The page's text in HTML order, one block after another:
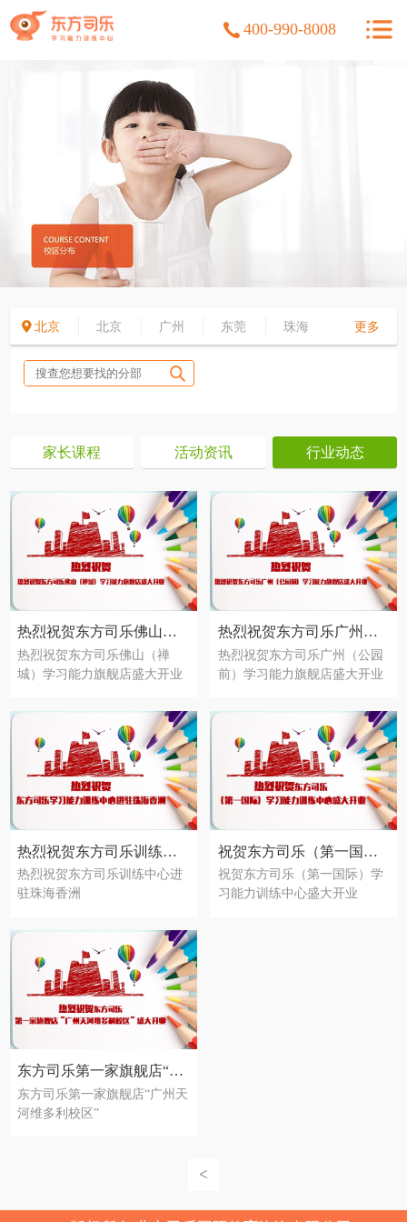
400-990-8008
北京 北京 广州 东莞 珠海
佛山 湖南
更多
家长课程 活动资讯 行业动态
热烈祝贺东方司乐佛山（禅城）学习能力旗舰店盛大开业
热烈祝贺东方司乐佛山（禅
城）学习能力旗舰店盛大开业
热烈祝贺东方司乐广州（公园前）学习能力旗舰店盛大开业
热烈祝贺东方司乐广州（公园
前）学习能力旗舰店盛大开业
热烈祝贺东方司乐训练中心进驻珠海香洲
热烈祝贺东方司乐训练中心进
驻珠海香洲
祝贺东方司乐（第一国际）学习能力训练中心盛大开业
祝贺东方司乐（第一国际）学
习能力训练中心盛大开业
东方司乐第一家旗舰店“广州天河维多利校区”
东方司乐第一家旗舰店“广州天
河维多利校区”
<